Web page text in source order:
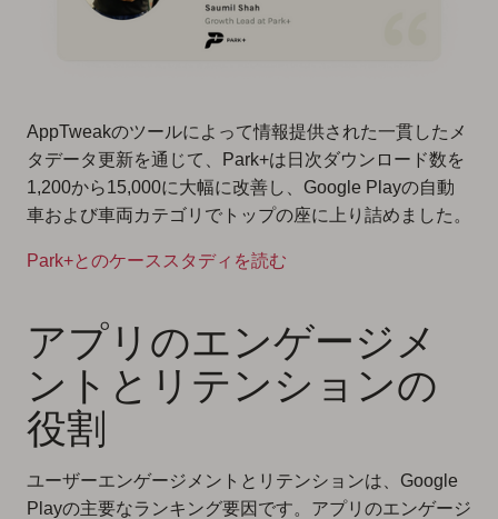
AppTweakのツールによって情報提供された一貫したメ
タデータ更新を通じて、Park+は日次ダウンロード数を
1,200から15,000に大幅に改善し、Google Playの自動
車および車両カテゴリでトップの座に上り詰めました。
Park+とのケーススタディを読む
アプリのエンゲージメ
ントとリテンションの
役割
ユーザーエンゲージメントとリテンションは、Google
Playの主要なランキング要因です。アプリのエンゲージ